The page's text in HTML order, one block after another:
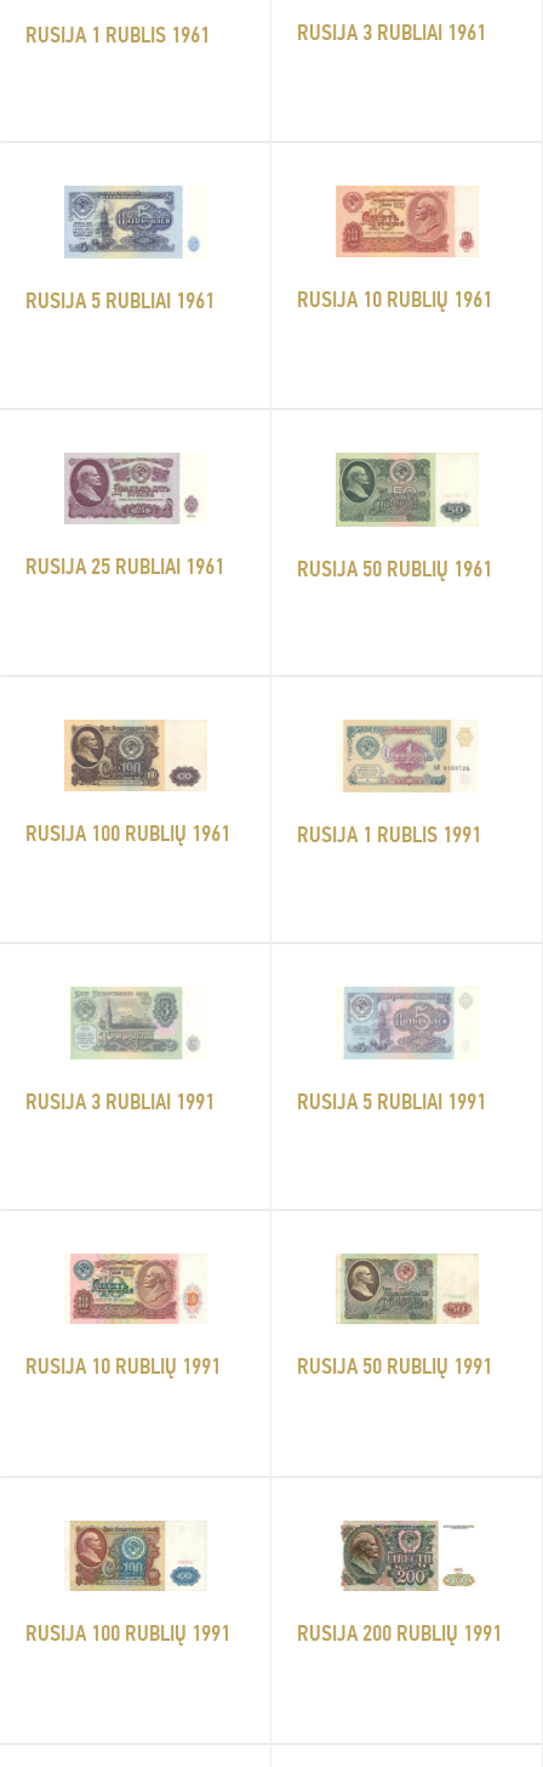
RUSIJA 1 RUBLIS 1961 RUSIJA 3 RUBLIAI 1961
RUSIJA 5 RUBLIAI 1961 RUSIJA 10 RUBLIŲ 1961
RUSIJA 25 RUBLIAI 1961 RUSIJA 50 RUBLIŲ 1961
RUSIJA 100 RUBLIŲ 1961 RUSIJA 1 RUBLIS 1991
RUSIJA 3 RUBLIAI 1991 RUSIJA 5 RUBLIAI 1991
RUSIJA 10 RUBLIŲ 1991 RUSIJA 50 RUBLIŲ 1991
RUSIJA 100 RUBLIŲ 1991 RUSIJA 200 RUBLIŲ 1991